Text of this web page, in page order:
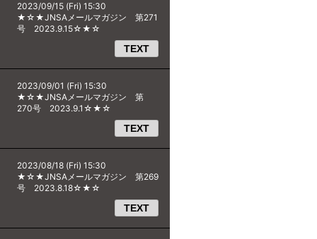
2023/09/15 (Fri) 15:30
★☆★JNSAメールマガジン 第271
号 2023.9.15☆★☆
TEXT
2023/09/01 (Fri) 15:30
★☆★JNSAメールマガジン 第
270号 2023.9.1☆★☆
TEXT
2023/08/18 (Fri) 15:30
★☆★JNSAメールマガジン 第269
号 2023.8.18☆★☆
TEXT